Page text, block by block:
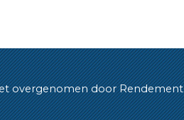
overgenomen door